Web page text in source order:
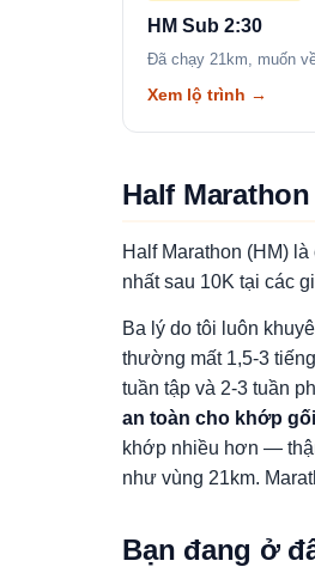
HM Sub 2:30
Đã chạy 21km, muốn
Xem lộ trình →
Half
Half Marathon (HM)
nhất sau 10K tại các
Ba lý do tôi luôn
thường mất 1,5-3
tuần tập và 2-3 tuần
an toàn cho khớp
khớp nhiều hơn —
như vùng 21km.
Bạn đang ở